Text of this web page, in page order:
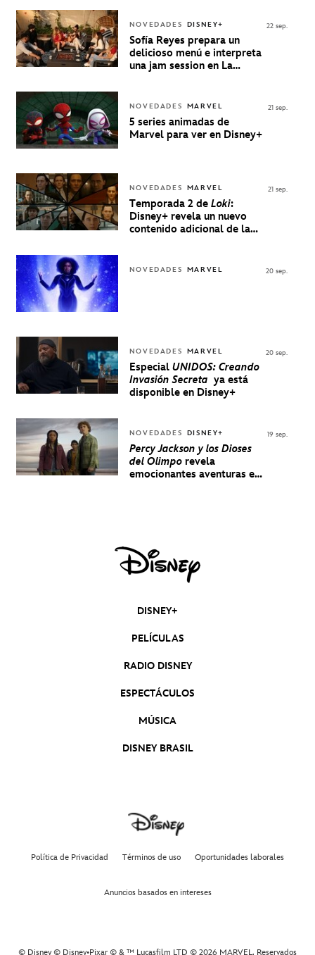
NOVEDADES DISNEY+
Sofía Reyes prepara un
delicioso menú e interpreta
una jam session en La
22 sep.
NOVEDADES MARVEL
5 series animadas de
Marvel para ver en Disney+
21 sep.
NOVEDADES MARVEL
Temporada 2 de Loki:
Disney+ revela un nuevo
contenido adicional de la
21 sep.
NOVEDADES MARVEL 20 sep.
NOVEDADES MARVEL
Especial UNIDOS: Creando
Invasión Secreta ya está
disponible en Disney+
20 sep.
NOVEDADES DISNEY+
Percy Jackson y los Dioses
del Olimporevela
emocionantes aventuras en
19 sep.
DISNEY+
PELÍCULAS
RADIO DISNEY
ESPECTÁCULOS
MÚSICA
DISNEY BRASIL
Política de Privacidad Términos de uso Oportunidades laborales
Anuncios basados en intereses
© Disney © Disney•Pixar © & ™ Lucasfilm LTD © 2026 MARVEL. Reservados